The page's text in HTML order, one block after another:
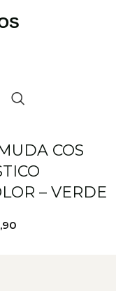
COS
– VERDE